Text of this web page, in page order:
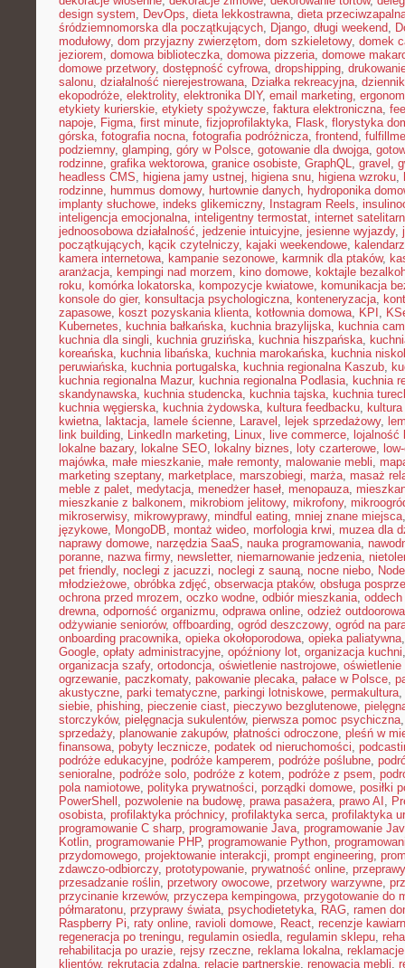
design system, DevOps, dieta lekkostrawna, dieta
śródziemnomorska dla początkujących, Django, długi weekend,
modułowy, dom przyjazny zwierzętom, dom szkieletowy, domek
jeziorem, domowa biblioteczka, domowa pizzeria, domowe
domowe przetwory, dostępność cyfrowa, dropshipping,
salonu, działalność nierejestrowana, Działka rekreacyjna,
ekopodróże, elektrolity, elektronika DIY, email marketing,
etykiety kurierskie, etykiety spożywcze, faktura elektroniczna,
napoje, Figma, first minute, fizjoprofilaktyka, Flask, florystyka
górska, fotografia nocna, fotografia podróżnicza, frontend,
podziemny, glamping, góry w Polsce, gotowanie dla dwojga,
rodzinne, grafika wektorowa, granice osobiste, GraphQL, gravel ,
headless CMS, higiena jamy ustnej, higiena snu, higiena wzroku,
rodzinne, hummus domowy, hurtownie danych, hydroponika
implanty słuchowe, indeks glikemiczny, Instagram Reels,
inteligencja emocjonalna, inteligentny termostat, internet
jednoosobowa działalność, jedzenie intuicyjne, jesienne wyjazdy,
początkujących, kącik czytelniczy, kajaki weekendowe,
kamera internetowa, kampanie sezonowe, karmnik dla ptaków,
aranżacja, kempingi nad morzem, kino domowe, koktajle
roku, komórka lokatorska, kompozycje kwiatowe, komunikacja
konsole do gier, konsultacja psychologiczna, konteneryzacja,
zapasowe, koszt pozyskania klienta, kotłownia domowa, KPI ,
Kubernetes, kuchnia bałkańska, kuchnia brazylijska, kuchnia
kuchnia dla singli, kuchnia gruzińska, kuchnia hiszpańska,
koreańska, kuchnia libańska, kuchnia marokańska, kuchnia
peruwiańska, kuchnia portugalska, kuchnia regionalna Kaszub,
kuchnia regionalna Mazur, kuchnia regionalna Podlasia, kuchnia
skandynawska, kuchnia studencka, kuchnia tajska, kuchnia
kuchnia węgierska, kuchnia żydowska, kultura feedbacku,
kwietna, laktacja, lamele ścienne, Laravel , lejek sprzedażowy,
link building, LinkedIn marketing, Linux, live commerce, lojalność
lokalne bazary, lokalne SEO, lokalny biznes, loty czarterowe,
majówka, małe mieszkanie, małe remonty, malowanie mebli,
marketing szeptany, marketplace, marszobiegi, marża, masaż
meble z palet, medytacja, menedżer haseł, menopauza,
mieszkanie z balkonem, mikrobiom jelitowy, mikrofony,
mikroserwisy, mikrowyprawy, mindful eating, mniej znane miejsca
językowe, MongoDB, montaż wideo, morfologia krwi, muzea dla
naprawy domowe, narzędzia SaaS, nauka programowania,
poranne, nazwa firmy, newsletter, niemarnowanie jedzenia,
pet friendly, noclegi z jacuzzi, noclegi z sauną, nocne niebo,
młodzieżowe, obróbka zdjęć, obserwacja ptaków, obsługa
ochrona przed mrozem, oczko wodne, odbiór mieszkania, oddech
drewna, odporność organizmu, odprawa online, odzież outdoorowa
odżywianie seniorów, offboarding, ogród deszczowy, ogród na
onboarding pracownika, opieka okołoporodowa, opieka paliatywna
Google, opłaty administracyjne, opóźniony lot, organizacja kuchni
organizacja szafy, ortodoncja, oświetlenie nastrojowe, oświetlenie
ogrzewanie, paczkomaty, pakowanie plecaka, pałace w Polsce,
akustyczne, parki tematyczne, parkingi lotniskowe, permakultura,
siebie, phishing, pieczenie ciast, pieczywo bezglutenowe,
storczyków, pielęgnacja sukulentów, pierwsza pomoc psychiczna
sprzedaży, planowanie zakupów, płatności odroczone, pleśń w
finansowa, pobyty lecznicze, podatek od nieruchomości,
podróże edukacyjne, podróże kamperem, podróże poślubne,
senioralne, podróże solo, podróże z kotem, podróże z psem,
pola namiotowe, polityka prywatności, porządki domowe, posiłki
PowerShell , pozwolenie na budowę, prawa pasażera, prawo AI ,
osobista, profilaktyka próchnicy, profilaktyka serca, profilaktyka
programowanie C sharp, programowanie Java, programowanie
Kotlin, programowanie PHP, programowanie Python,
przydomowego, projektowanie interakcji, prompt engineering,
zdawczo-odbiorczy, prototypowanie, prywatność online,
przesadzanie roślin, przetwory owocowe, przetwory warzywne,
przycinanie krzewów, przyczepa kempingowa, przygotowanie do
półmaratonu, przyprawy świata, psychodietetyka, RAG, ramen
Raspberry Pi, raty online, ravioli domowe, React, recenzje
regeneracja po treningu, regulamin osiedla, regulamin sklepu,
rehabilitacja po urazie, rejsy rzeczne, reklama lokalna, reklamacje
klientów, rekrutacja zdalna, relacje partnerskie, renowacja mebli,